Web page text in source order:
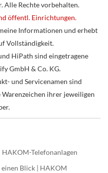
Alle Rechte vorbehalten.
öffentl. Einrichtungen.
Informationen und erhebt
Vollständigkeit.
HiPath sind eingetragene
GmbH & Co. KG.
und Servicenamen sind
ihrer jeweiligen
Telefonanlagen
Blick | HAKOM